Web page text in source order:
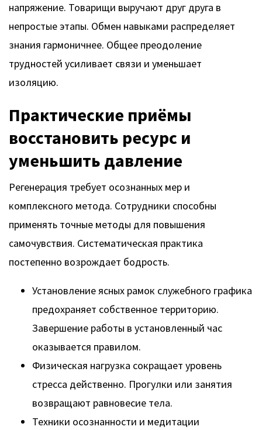
напряжение. Товарищи выручают друг друга в
непростые этапы. Обмен навыками распределяет
знания гармоничнее. Общее преодоление
трудностей усиливает связи и уменьшает
изоляцию.
Практические приёмы
восстановить ресурс и
уменьшить давление
Регенерация требует осознанных мер и
комплексного метода. Сотрудники способны
применять точные методы для повышения
самочувствия. Систематическая практика
постепенно возрождает бодрость.
Установление ясных рамок служебного графика
предохраняет собственное территорию.
Завершение работы в установленный час
оказывается правилом.
Физическая нагрузка сокращает уровень
стресса действенно. Прогулки или занятия
возвращают равновесие тела.
Техники осознанности и медитации